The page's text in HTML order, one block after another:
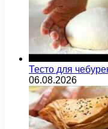
Тесто для
06.08.2026